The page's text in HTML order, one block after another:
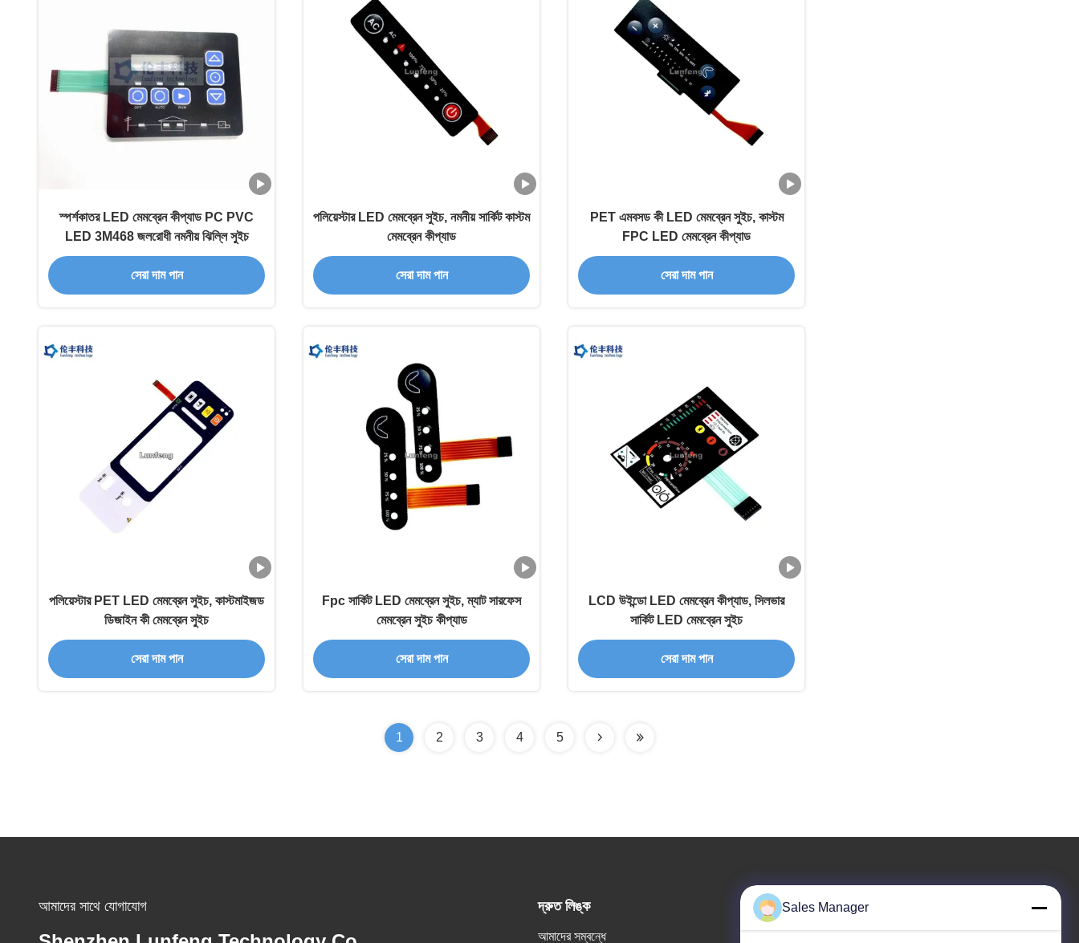
স্পর্শকাতর LED মেমব্রেন কীপ্যাড PC PVC
LED 3M468 জলরোধী নমনীয় ঝিল্লি সুইচ
সেরা দাম পান
পলিয়েস্টার LED মেমব্রেন সুইচ, নমনীয় সার্কিট কাস্টম
মেমব্রেন কীপ্যাড
সেরা দাম পান
PET এমবসড কী LED মেমব্রেন সুইচ, কাস্টম
FPC LED মেমব্রেন কীপ্যাড
সেরা দাম পান
পলিয়েস্টার PET LED মেমব্রেন সুইচ, কাস্টমাইজড
ডিজাইন কী মেমব্রেন সুইচ
সেরা দাম পান
Fpc সার্কিট LED মেমব্রেন সুইচ, ম্যাট সারফেস
মেমব্রেন সুইচ কীপ্যাড
সেরা দাম পান
LCD উইন্ডো LED মেমব্রেন কীপ্যাড, সিলভার
সার্কিট LED মেমব্রেন সুইচ
সেরা দাম পান
1 2 3 4 5
আমাদের সাথে যোগাযোগ দ্রুত লিঙ্ক
আমাদের সম্বন্ধে
আমাদের ঠিকানা
Sales Manager